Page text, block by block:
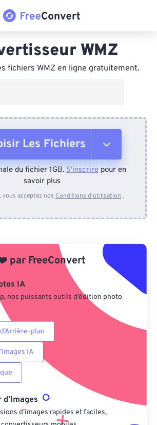
WMZ
fichiers WMZ en ligne gratuitement.
Les Fichiers
Depuis l'appareil
Depuis Google Drive
OneDrive
l'URL
du fichier 1GB.S'inscrirepour en
savoir plus
acceptez nos Conditions d'utilisation .
par FreeConvert
IA
nos puissants outils d’édition photo
plan
IA
d’images rapides et faciles,